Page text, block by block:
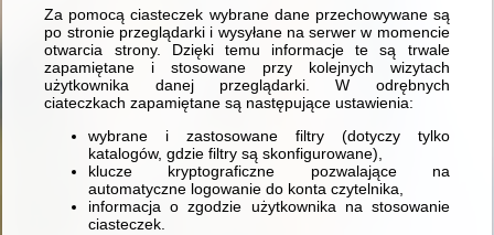
Za pomocą ciasteczek wybrane dane przechowywane są
po stronie przeglądarki i wysyłane na serwer w momencie
otwarcia strony. Dzięki temu informacje te są trwale
zapamiętane i stosowane przy kolejnych wizytach
użytkownika danej przeglądarki. W odrębnych
ciateczkach zapamiętane są następujące ustawienia:
wybrane i zastosowane filtry (dotyczy tylko
katalogów, gdzie filtry są skonfigurowane),
klucze kryptograficzne pozwalające na
automatyczne logowanie do konta czytelnika,
informacja o zgodzie użytkownika na stosowanie
ciasteczek.